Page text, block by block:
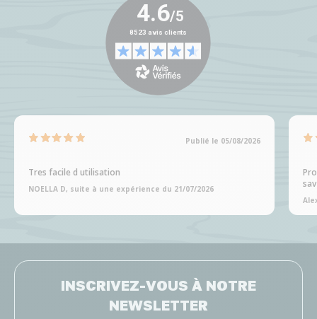
Publié le 05/08/2026
Tres facile d utilisation
NOELLA D, suite à une expérience du 21/07/2026
INSCRIVEZ-VOUS À NOTRE
NEWSLETTER